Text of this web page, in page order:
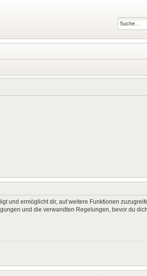
und ermöglicht dir, auf weitere Funktionen
und die verwandten Regelungen, bevor du